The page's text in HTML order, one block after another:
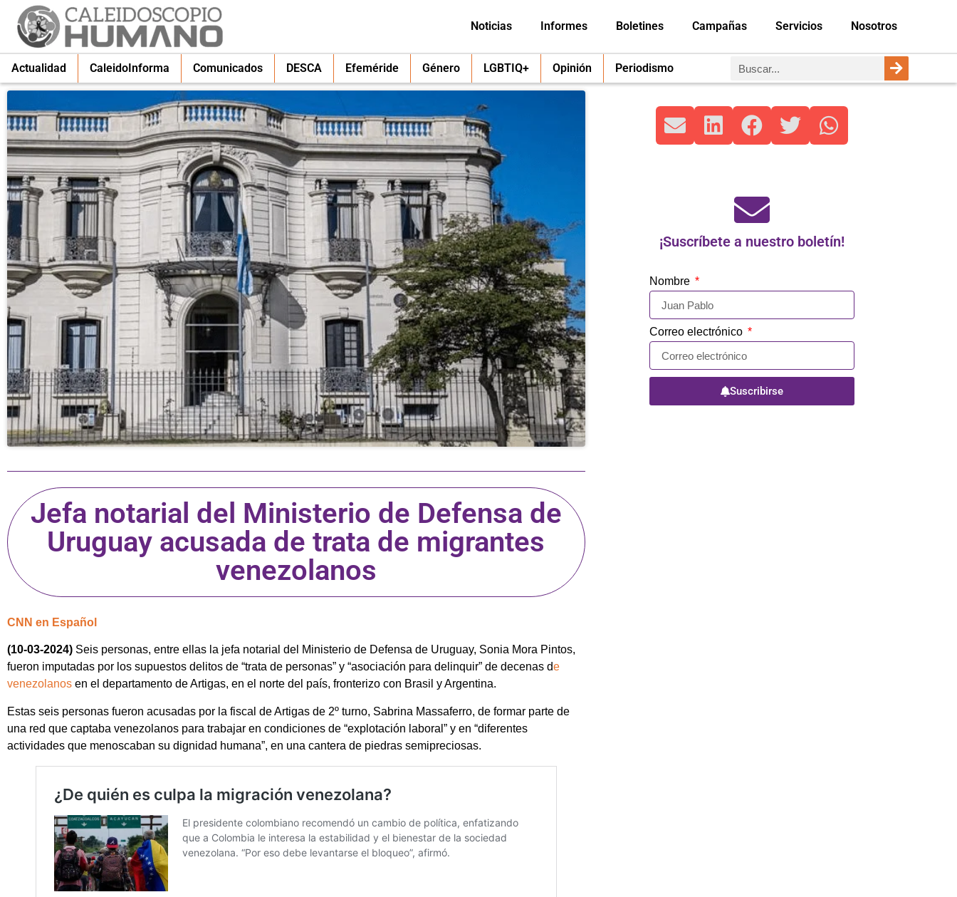
Noticias Informes Boletines Campañas Servicios Nosotros
Actualidad CaleidoInforma Comunicados DESCA Efeméride Género LGBTIQ+ Opinión Periodismo
Jefa notarial del Ministerio de Defensa de
Uruguay acusada de trata de migrantes
venezolanos
CNN en Español
(10-03-2024) Seis personas, entre ellas la jefa notarial del Ministerio de Defensa de Uruguay, Sonia Mora Pintos,
fueron imputadas por los supuestos delitos de “trata de personas” y “asociación para delinquir” de decenas de
venezolanos en el departamento de Artigas, en el norte del país, fronterizo con Brasil y Argentina.
Estas seis personas fueron acusadas por la fiscal de Artigas de 2º turno, Sabrina Massaferro, de formar parte de
una red que captaba venezolanos para trabajar en condiciones de “explotación laboral” y en “diferentes
actividades que menoscaban su dignidad humana”, en una cantera de piedras semipreciosas.
¡Suscríbete a nuestro boletín!
Nombre
Correo electrónico
Suscribirse